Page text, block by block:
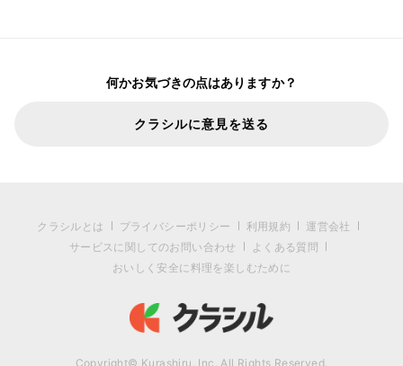
何かお気づきの点はありますか？
クラシルに意見を送る
クラシルとは プライバシーポリシー 利用規約
運営会社
サービスに関してのお問い合わせ
よくある質問
おいしく安全に料理を楽しむために
Copyright© Kurashiru, Inc. All Rights Reserved.